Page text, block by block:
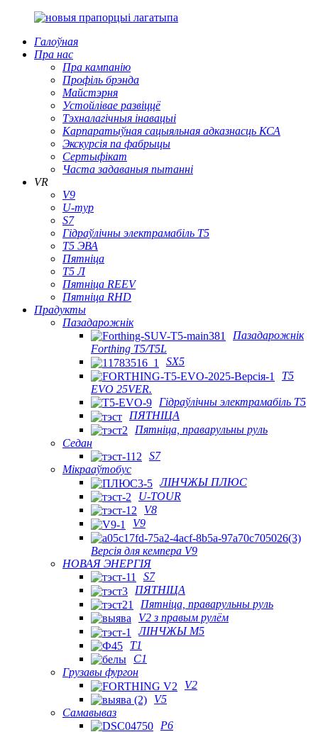
Галоўная
Пра нас
Пра кампанію
Профіль брэнда
Майстэрня
Устойлівае развіццё
Тэхналагічныя інавацыі
Карпаратыўная сацыяльная адказнасць КСА
Экскурсія па фабрыцы
Сертыфікат
Часта задаваныя пытанні
VR
V9
U-тур
S7
Гідраўлічны электрамабіль T5
Т5 ЭВА
Пятніца
Т5 Л
Пятніца REEV
Пятніца RHD
Прадукты
Пазадарожнік
Пазадарожнік
Forthing T5/T5L
SX5
T5
EVO 25VER.
Гідраўлічны электрамабіль T5
ПЯТНІЦА
Пятніца, праварульны руль
Седан
S7
Мікрааўтобус
ЛІНЧЖЫ ПЛЮС
U-TOUR
V8
V9
Версія для кемпера V9
НОВАЯ ЭНЕРГІЯ
S7
ПЯТНІЦА
Пятніца, праварульны руль
V2 з правым рулём
ЛІНЧЖЫ М5
T1
C1
Грузавы фургон
V2
V5
Самавываз
P6